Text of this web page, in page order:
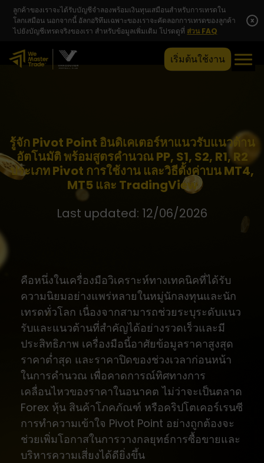
ลูกค้าของเราจะได้รับบัญชีจำลองพร้อมเงินทุนเสมือนสำหรับการเทรดใน
โลกเสมือน นอกจากนี้ อัลกอริทึมเฉพาะของเราจะคัดลอกการเทรดของลูกค้า
ไปยังบัญชีเทรดจริงของเรา สำหรับข้อมูลเพิ่มเติม โปรดดูที่ ส่วน FAQ
x
เริ่มต้นใช้งาน
รู้จัก Pivot Point อินดิเคเตอร์หาแนวรับแนวต้าน
อัตโนมัติ พร้อมสูตรคำนวณ PP, S1, S2, R1, R2
ประเภท Pivot การใช้งาน และวิธีตั้งค่าบน MT4,
MT5 และ TradingView
Last updated: 12/06/2026
คือหนึ่งในเครื่องมือวิเคราะห์ทางเทคนิคที่ได้รับ
ความนิยมอย่างแพร่หลายในหมู่นักลงทุนและนัก
เทรดทั่วโลก เนื่องจากสามารถช่วยระบุระดับแนว
รับและแนวต้านที่สำคัญได้อย่างรวดเร็วและมี
ประสิทธิภาพ เครื่องมือนี้อาศัยข้อมูลราคาสูงสุด
ราคาต่ำสุด และราคาปิดของช่วงเวลาก่อนหน้า
ในการคำนวณ เพื่อคาดการณ์ทิศทางการ
เคลื่อนไหวของราคาในอนาคต ไม่ว่าจะเป็นตลาด
Forex หุ้น สินค้าโภคภัณฑ์ หรือคริปโตเคอร์เรนซี
การทำความเข้าใจ Pivot Point อย่างถูกต้องจะ
ช่วยเพิ่มโอกาสในการวางกลยุทธ์การซื้อขายและ
บริหารความเสี่ยงได้ดียิ่งขึ้น